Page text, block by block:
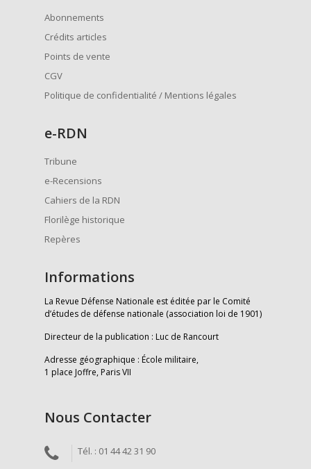
Abonnements
Crédits articles
Points de vente
CGV
Politique de confidentialité / Mentions légales
e-RDN
Tribune
e-Recensions
Cahiers de la RDN
Florilège historique
Repères
Informations
La Revue Défense Nationale est éditée par le Comité
d’études de défense nationale (association loi de 1901)
Directeur de la publication : Luc de Rancourt
Adresse géographique : École militaire,
1 place Joffre, Paris VII
Nous Contacter
Tél. : 01 44 42 31 90